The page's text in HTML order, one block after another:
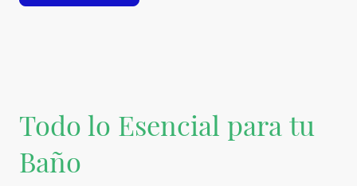
Todo lo Esencial para tu
Baño